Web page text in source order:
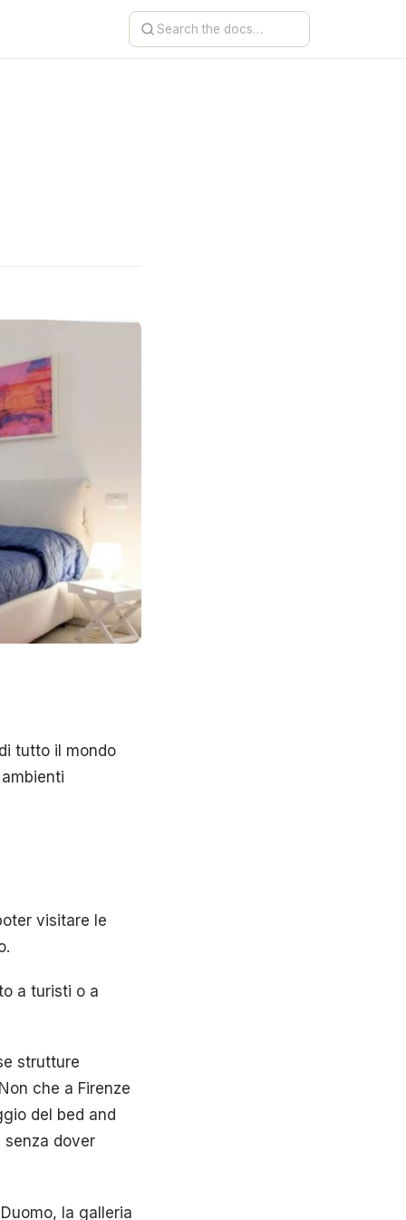
tutto il mondo
visitare le
a turisti o a
strutture
che a Firenze
del bed and
senza dover
la galleria